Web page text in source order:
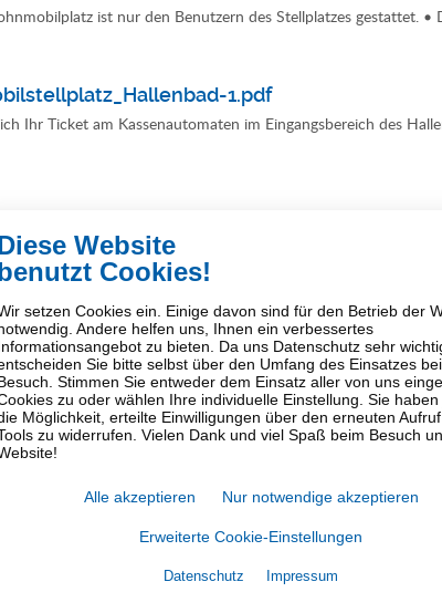
ist nur den Benutzern des Stellplatzes gestattet.
1.pdf
Ihr Ticket am Kassenautomaten im Eingangsbereich des
Website
Cookies!
setzen Cookies ein. Einige davon sind für den Betrieb der
Andere helfen uns, Ihnen ein verbessertes
zu bieten. Da uns Datenschutz sehr
Sie bitte selbst über den Umfang des Einsatzes
Stimmen Sie entweder dem Einsatz aller von uns
zu oder wählen Ihre individuelle Einstellung. Sie
Möglichkeit, erteilte Einwilligungen über den erneuten
zu widerrufen. Vielen Dank und viel Spaß beim Besuch
Alle akzeptieren Nur notwendige akzeptieren
Erweiterte Cookie-Einstellungen
Datenschutz Impressum